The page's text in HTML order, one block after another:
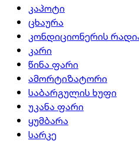
კაპოტი
ცხაურა
კონდიციონერის
კარი
წინა ფარი
ამორტიზატორი
საბარგულის ხუფი
უკანა ფარი
ყუმბარა
სარკე